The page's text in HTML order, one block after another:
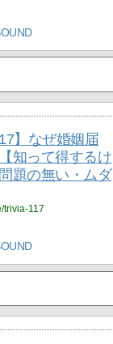
】なぜ婚姻届
知って得するけ
題の無い・ムダ
trivia-117